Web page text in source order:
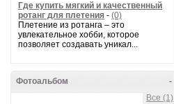
Где купить мягкий и качественный
ротанг для плетения - (0)
Плетение из ротанга – это
увлекательное хобби, которое
позволяет создавать уникал...
-
Фотоальбом
Все (1)